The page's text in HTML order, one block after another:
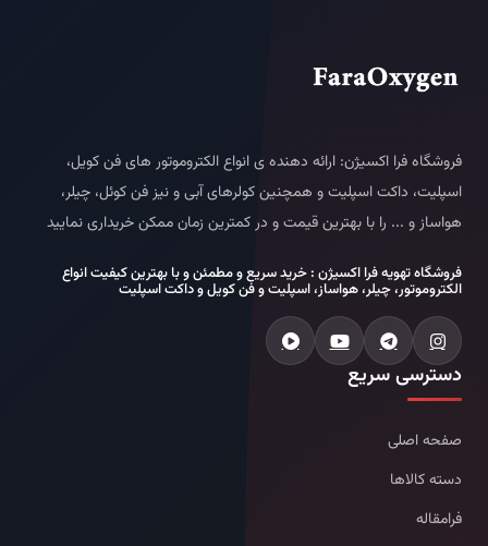
فروشگاه فرا اکسیژن: ارائه دهنده ی انواع الکتروموتور های فن کویل،
اسپلیت، داکت اسپلیت و همچنین کولرهای آبی و نیز فن کوئل، چیلر،
هواساز و ... را با بهترین قیمت و در کمترین زمان ممکن خریداری نمایید
فروشگاه تهویه فرا اکسیژن : خرید سریع و مطمئن و با بهترین کیفیت انواع
الکتروموتور، چیلر، هواساز، اسپلیت و فن کویل و داکت اسپلیت
دسترسی سریع
صفحه اصلی
دسته کالاها
فرامقاله